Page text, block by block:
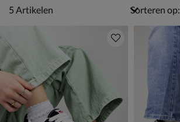
5 artikelen
5 Artikelen Sorteren op: